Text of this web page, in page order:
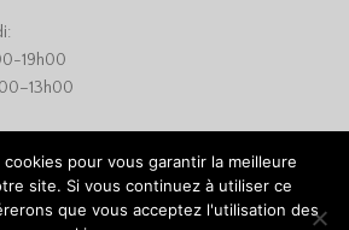
19h00
pour vous garantir la meilleure
site. Si vous continuez à utiliser ce
que vous acceptez l'utilisation des